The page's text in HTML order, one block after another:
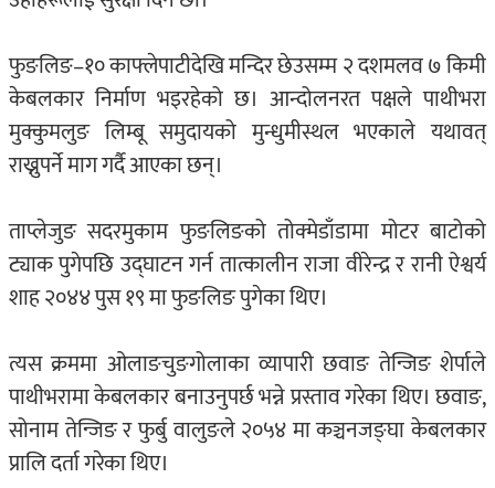
फुङलिङ–१० काफ्लेपाटीदेखि मन्दिर छेउसम्म २ दशमलव ७ किमी
केबलकार निर्माण भइरहेको छ। आन्दोलनरत पक्षले पाथीभरा
मुक्कुमलुङ लिम्बू समुदायको मुन्धुमीस्थल भएकाले यथावत्
राख्नुपर्ने माग गर्दै आएका छन्।
ताप्लेजुङ सदरमुकाम फुङलिङको तोक्मेडाँडामा मोटर बाटोको
ट्याक पुगेपछि उद्घाटन गर्न तात्कालीन राजा वीरेन्द्र र रानी ऐश्वर्य
शाह २०४४ पुस १९ मा फुङलिङ पुगेका थिए।
त्यस क्रममा ओलाङचुङगोलाका व्यापारी छवाङ तेन्जिङ शेर्पाले
पाथीभरामा केबलकार बनाउनुपर्छ भन्ने प्रस्ताव गरेका थिए। छवाङ,
सोनाम तेन्जिङ र फुर्बु वालुङले २०५४ मा कञ्चनजङ्घा केबलकार
प्रालि दर्ता गरेका थिए।